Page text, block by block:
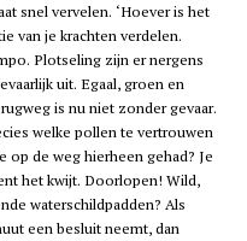
snel vervelen. ‘Hoever is het
van je krachten verdelen.
Plotseling zijn er nergens
uit. Egaal, groen en
is nu niet zonder gevaar.
welke pollen te vertrouwen
op de weg hierheen gehad? Je
het kwijt. Doorlopen! Wild,
waterschildpadden? Als
een besluit neemt, dan